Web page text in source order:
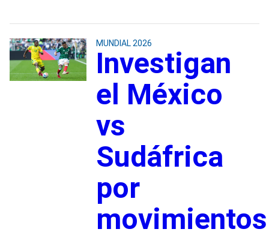
MUNDIAL 2026
Investigan
el México
vs
Sudáfrica
por
movimientos